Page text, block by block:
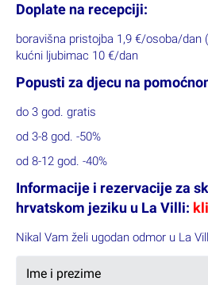
Doplate na recepciji:
boravišna pristojba 1,9 €/osoba/dan
kućni ljubimac 10 €/dan
Popusti za djecu na
do 3 god. gratis
od 3-8 god. -50%
od 8-12 god. -40%
Informacije i rezervacije za
hrvatskom jeziku u La Villi:
Nikal Vam želi ugodan odmor u La